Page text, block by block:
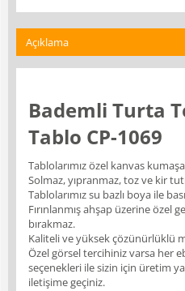
Açıklama
Bademli Turta
Tablo CP-1069
Tablolarımız özel kanvas kumaşa
Solmaz, yıpranmaz, toz ve kir
Tablolarımız su bazlı boya ile
Fırınlanmış ahşap üzerine özel
bırakmaz.
Kaliteli ve yüksek çözünürlüklü
Özel görsel tercihiniz varsa her
seçenekleri ile sizin için üretim
iletişime geçiniz.